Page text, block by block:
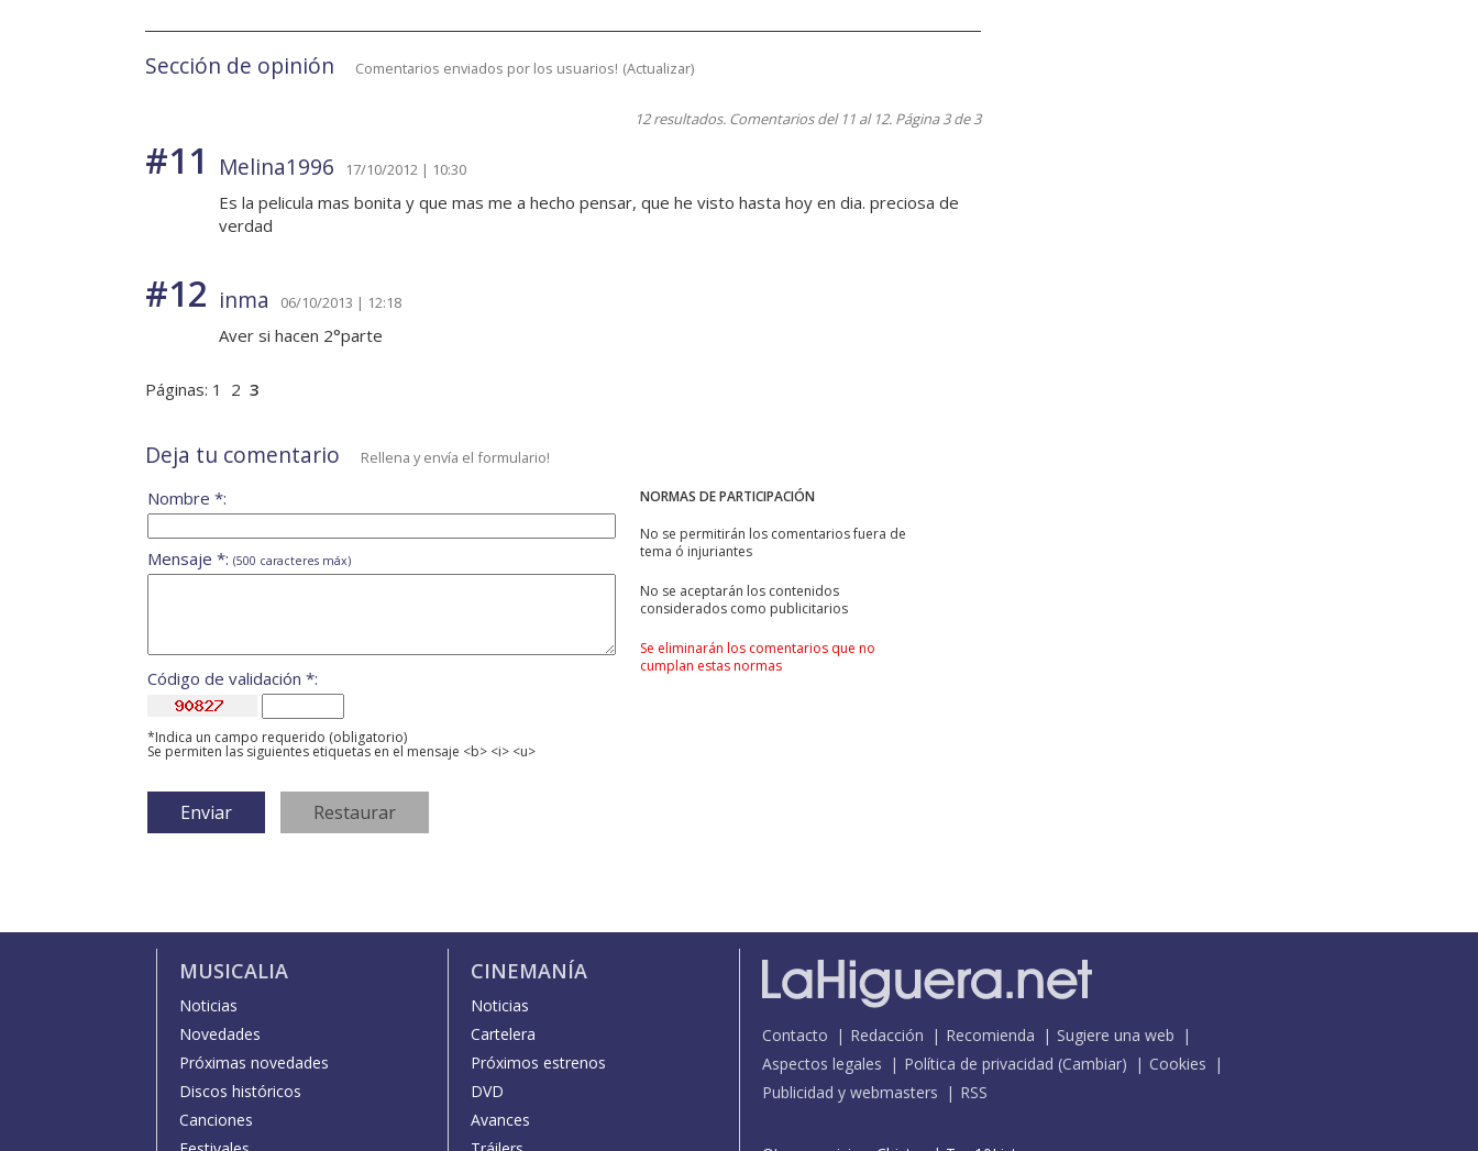
Sección de opinión Comentarios enviados por los usuarios! (Actualizar)
12 resultados. Comentarios del 11 al 12. Página 3 de 3
#11 Melina1996 17/10/2012 | 10:30
Es la pelicula mas bonita y que mas me a hecho pensar, que he visto hasta hoy en dia. preciosa de
verdad
#12 inma 06/10/2013 | 12:18
Aver si hacen 2°parte
Páginas: 1 2 3
Deja tu comentario Rellena y envía el formulario!
NORMAS DE PARTICIPACIÓN
No se permitirán los comentarios fuera de
tema ó injuriantes
No se aceptarán los contenidos
considerados como publicitarios
Se eliminarán los comentarios que no
cumplan estas normas
Nombre *:
Mensaje *: (500 caracteres máx)
Código de validación *:
*Indica un campo requerido (obligatorio)
Se permiten las siguientes etiquetas en el mensaje <b> <i> <u>
MUSICALIA
Noticias
Novedades
Próximas novedades
Discos históricos
Canciones
CINEMANÍA
Noticias
Cartelera
Próximos estrenos
DVD
Avances
Contacto Redacción Recomienda
Sugiere una web
Aspectos legales
Política de privacidad (Cambiar)
Cookies
Publicidad y webmasters
RSS